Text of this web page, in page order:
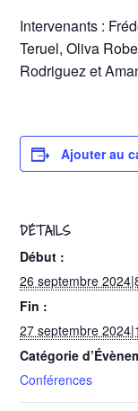
Intervenants :
Teruel, Oliva
Rodriguez et
Ajouter au
DÉTAILS
Début :
26 septembre
Fin :
27 septembre
Catégorie
Conférences